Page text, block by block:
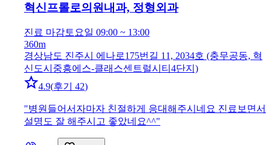
혁신프롤로의원 내과, 정형외과
진료 마감토요일 09:00 ~ 13:00
360m
경상남도 진주시 에나로175번길 11, 2034호 (충무공동, 혁
신도시중흥에스-클래스센트럴시티4단지)
4.9(후기 42)
"병원들어서자마자 친절하게 응대해주시네요 진료보면서
설명도 잘 해주시고 좋았네요^^"